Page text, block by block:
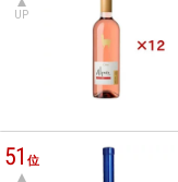
UP
51位